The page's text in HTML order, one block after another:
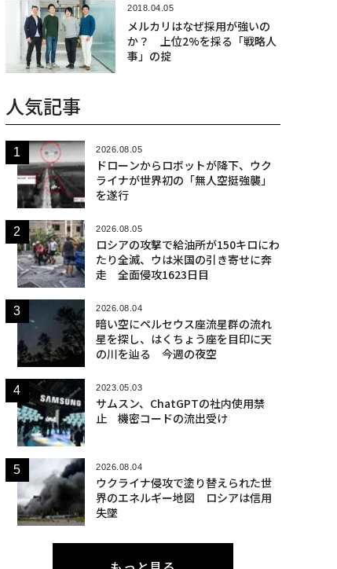
2018.04.05
メルカリはなぜ採用が強いの
か？ 上位2%を採る「戦略人
事」の掟
人気記事
2026.08.05
ドローンからロボットが降下、ウク
ライナが世界初の「無人空挺強襲」
を遂行
2026.08.05
ロシアの攻撃で給油所が150キロにわ
たり全滅、ウは米国の引き寄せに奔
走 全面侵攻1623日目
2026.08.04
暗い空にペルセウス座流星群の流れ
星を探し、はくちょう座を目印に天
の川を辿る 今週の夜空
2023.05.03
サムスン、ChatGPTの社内使用禁
止 機密コードの流出受け
2026.08.04
ウクライナ侵攻で塗り替えられた世
界のエネルギー地図 ロシアは信用
失墜